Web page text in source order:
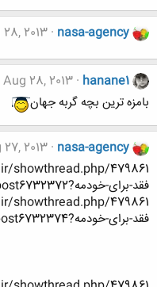
nasa-agency
2013
hanane1
Aug 28, 2013
بامزه ترین بچه گربه جهان
nasa-agency
2013
فقد-برای-خودمه?p=6732372&viewfull=1#post6732372
فقد-برای-خودمه?p=6732374&viewfull=1#post6732374